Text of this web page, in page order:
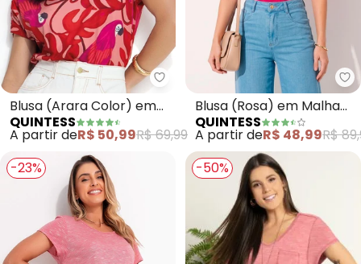
Quintess - Blusa (Arara Color)
Blusa (Arara Color) em
Malha Fria
QUINTESS
A partir deR$ 50,99R$ 69,99
Blusa (Rosa) em Malha
Jacquard
QUINTESS
A partir deR$ 48,99R$
-23%
-50%